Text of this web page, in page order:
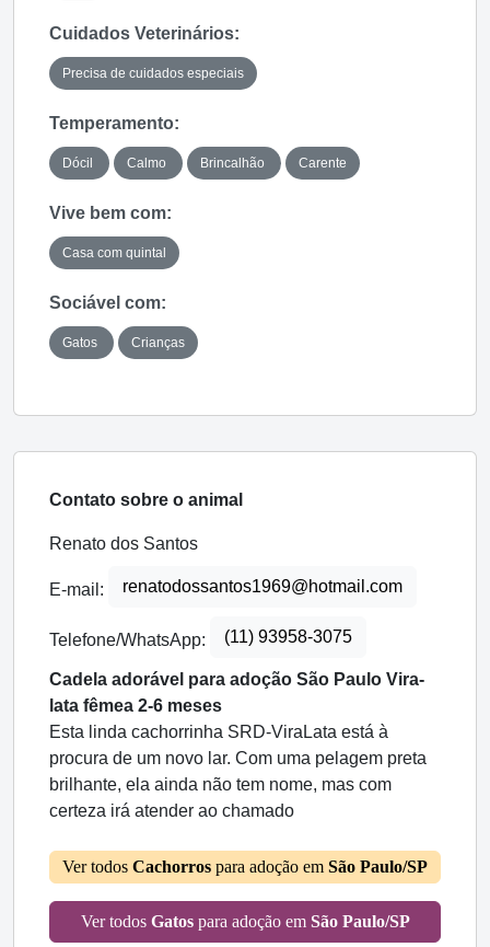
Cuidados Veterinários:
Precisa de cuidados especiais
Temperamento:
Dócil Calmo Brincalhão Carente
Vive bem com:
Casa com quintal
Sociável com:
Gatos Crianças
Contato sobre o animal
Renato dos Santos
E-mail: renatodossantos1969@hotmail.com
Telefone/WhatsApp: (11) 93958-3075
Cadela adorável para adoção São Paulo Vira-
lata fêmea 2-6 meses
Esta linda cachorrinha SRD-ViraLata está à
procura de um novo lar. Com uma pelagem preta
brilhante, ela ainda não tem nome, mas com
certeza irá atender ao chamado
Ver todos Cachorros para adoção em São Paulo/SP
Ver todos Gatospara adoção em São Paulo/SP